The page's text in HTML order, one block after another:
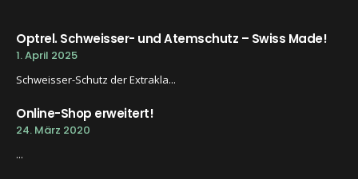
Optrel. Schweisser- und Atemschutz – Swiss Made!
1. April 2025
Schweisser-Schutz der Extrakla...
Online-Shop erweitert!
24. März 2020
...